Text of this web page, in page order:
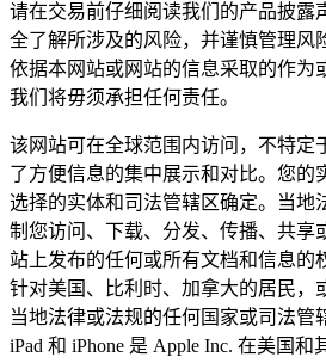
请在交易前仔细阅读我们的产品披露
全了解所涉及的风险，并谨慎管理风
依据本网站或网站的信息采取的作为
我们将毋须承担任何责任。
该网站可在全球范围内访问，不特定
了方便信息的集中展示和对比。您的
选择的实体和司法管辖区确定。当地
制您访问、下载、分发、传播、共享
站上发布的任何或所有文档和信息的
针对美国、比利时、加拿大的居民，
当地法律或法规的任何国家或司法管
iPad 和 iPhone 是 Apple Inc. 在美国